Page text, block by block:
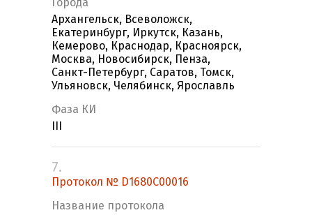
Города
Архангельск, Всеволожск,
Екатеринбург, Иркутск, Казань,
Кемерово, Краснодар, Красноярск,
Москва, Новосибирск, Пенза,
Санкт-Петербург, Саратов, Томск,
Ульяновск, Челябинск, Ярославль
Фаза КИ
7.
Протокол № D1680C00016
Название протокола